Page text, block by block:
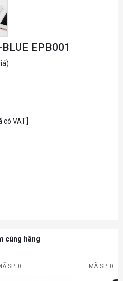
EPB001
có VAT]
cùng hãng
SP: 0 MÃ SP: 0